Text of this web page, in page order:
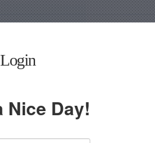
Login
Nice Day!